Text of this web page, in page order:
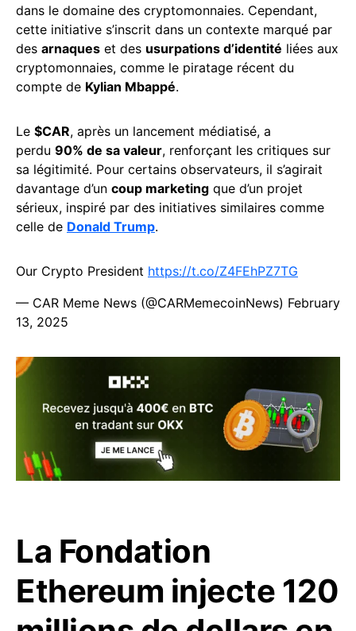
dans le domaine des cryptomonnaies. Cependant,
cette initiative s’inscrit dans un contexte marqué par
des arnaques et des usurpations d’identité liées aux
cryptomonnaies, comme le piratage récent du
compte de Kylian Mbappé.
Le $CAR, après un lancement médiatisé, a
perdu 90% de sa valeur, renforçant les critiques sur
sa légitimité. Pour certains observateurs, il s’agirait
davantage d’un coup marketing que d’un projet
sérieux, inspiré par des initiatives similaires comme
celle de Donald Trump.
Our Crypto President https://t.co/Z4FEhPZ7TG
— CAR Meme News (@CARMemecoinNews) February
13, 2025
La Fondation
Ethereum injecte 120